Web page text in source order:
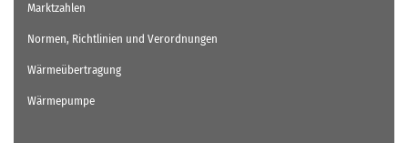
Marktzahlen
Normen, Richtlinien und Verordnungen
Wärmeübertragung
Wärmepumpe